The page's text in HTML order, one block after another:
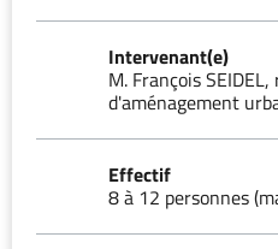
Intervenant(e)
M. François
d'aménagement
Effectif
8 à 12 personnes